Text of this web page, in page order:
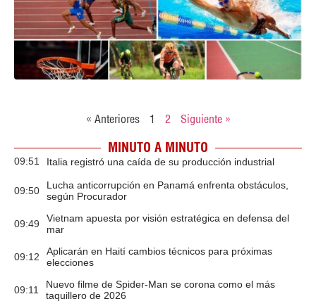
« Anteriores 1 2 Siguiente »
MINUTO A MINUTO
09:51 Italia registró una caída de su producción industrial
09:50
Lucha anticorrupción en Panamá enfrenta obstáculos,
según Procurador
09:49
Vietnam apuesta por visión estratégica en defensa del
mar
09:12
Aplicarán en Haití cambios técnicos para próximas
elecciones
09:11
Nuevo filme de Spider-Man se corona como el más
taquillero de 2026